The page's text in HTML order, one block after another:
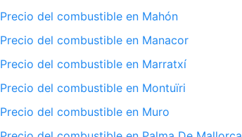
Precio del combustible en Mahón
Precio del combustible en Manacor
Precio del combustible en Marratxí
Precio del combustible en Montuïri
Precio del combustible en Muro